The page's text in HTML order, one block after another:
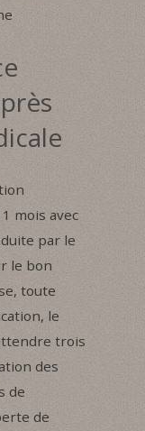
mois avec
par le
le bon
toute
le
trois
des
de
de